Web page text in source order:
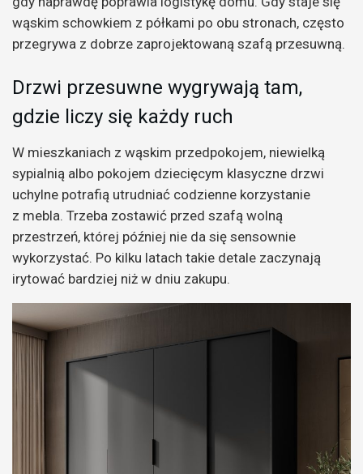
wąskim schowkiem z półkami po obu stronach, często
przegrywa z dobrze zaprojektowaną szafą przesuwną.
Drzwi przesuwne wygrywają tam,
gdzie liczy się każdy ruch
W mieszkaniach z wąskim przedpokojem, niewielką
sypialnią albo pokojem dziecięcym klasyczne drzwi
uchylne potrafią utrudniać codzienne korzystanie
z mebla. Trzeba zostawić przed szafą wolną
przestrzeń, której później nie da się sensownie
wykorzystać. Po kilku latach takie detale zaczynają
irytować bardziej niż w dniu zakupu.